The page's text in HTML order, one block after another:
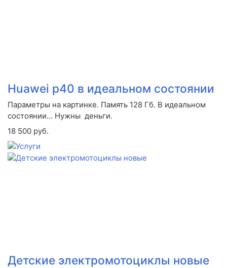
Huawei p40 в идеальном состоянии
Параметры на картинке. Память 128 Гб. В идеальном
состоянии... Нужны деньги.
18 500 руб.
Детские электромотоциклы новые